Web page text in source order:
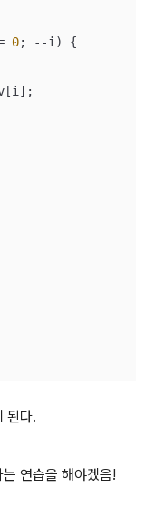
0; --i) {
된다.
연습을 해야겠음!